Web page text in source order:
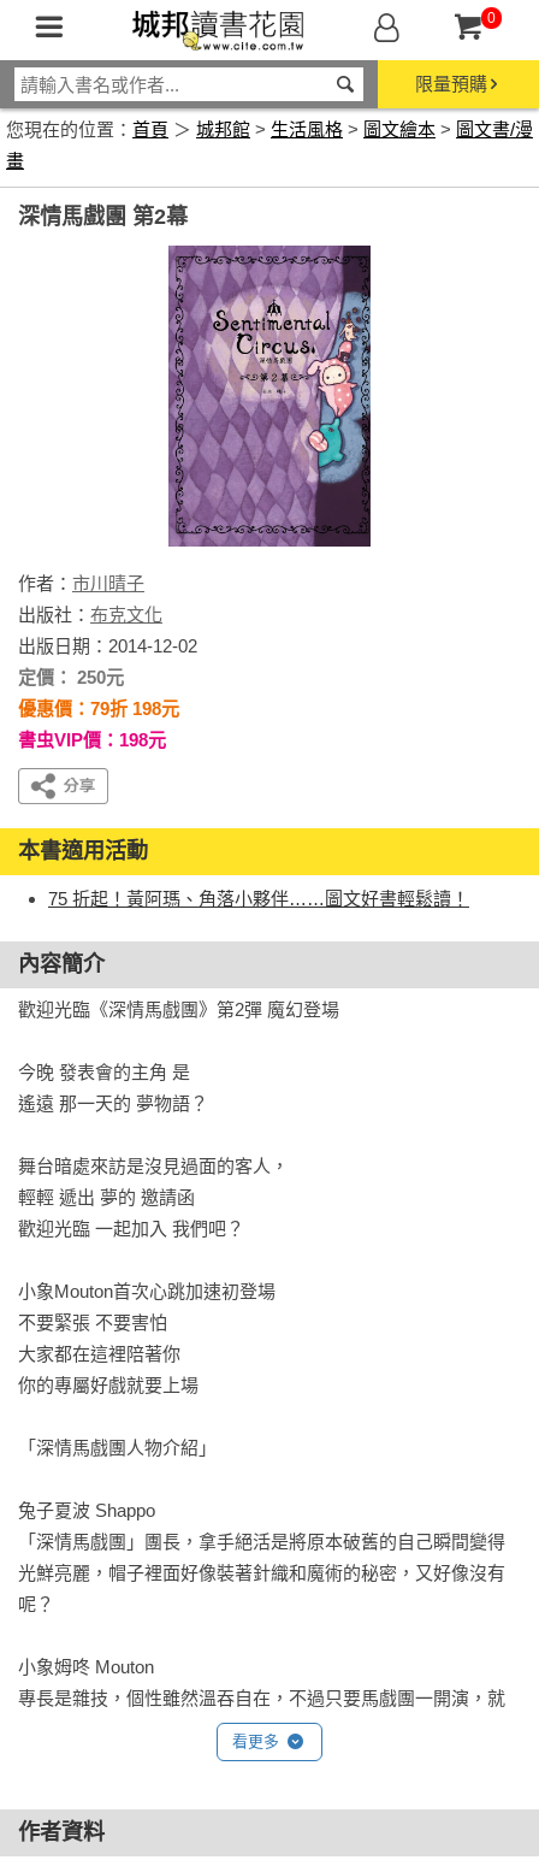
0
限量預購
您現在的位置： 首頁 ＞ 城邦館 > 生活風格 > 圖文繪本 > 圖文書/漫
畫
深情馬戲團 第2幕
作者： 市川晴子
出版社： 布克文化
出版日期：2014-12-02
定價： 250元
優惠價：79折 198元
書虫VIP價：198元
本書適用活動
75 折起！黃阿瑪、角落小夥伴……圖文好書輕鬆讀！
內容簡介
歡迎光臨《深情馬戲團》第2彈 魔幻登場
今晚 發表會的主角 是
遙遠 那一天的 夢物語？
舞台暗處來訪是沒見過面的客人，
輕輕 遞出 夢的 邀請函
歡迎光臨 一起加入 我們吧？
小象Mouton首次心跳加速初登場
不要緊張 不要害怕
大家都在這裡陪著你
你的專屬好戲就要上場
「深情馬戲團人物介紹」
兔子夏波 Shappo
「深情馬戲團」團長，拿手絕活是將原本破舊的自己瞬間變得
光鮮亮麗，帽子裡面好像裝著針織和魔術的秘密，又好像沒有
呢？
小象姆咚 Mouton
專長是雜技，個性雖然溫吞自在，不過只要馬戲團一開演，就
會變得很積極的雜技名人。
專長是雜耍，用Shappo臉部剩下的碎布做成的好夥伴，個字雖
小，雜耍技巧可稱得上是世界一等一。
看更多
作者資料